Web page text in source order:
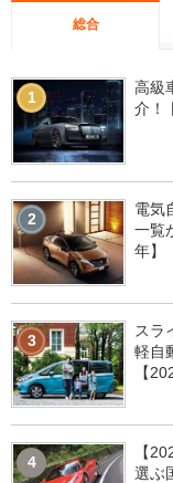
総合
1
高級
介！
2
電気
一覧
年】
3
スラ
軽自
【
4
【
選ぶ